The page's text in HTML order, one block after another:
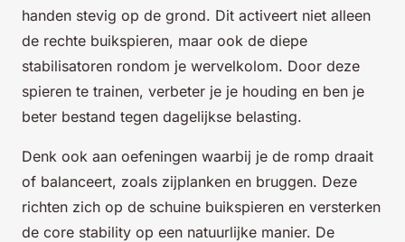
handen stevig op de grond. Dit activeert niet alleen
de rechte buikspieren, maar ook de diepe
stabilisatoren rondom je wervelkolom. Door deze
spieren te trainen, verbeter je je houding en ben je
beter bestand tegen dagelijkse belasting.
Denk ook aan oefeningen waarbij je de romp draait
of balanceert, zoals zijplanken en bruggen. Deze
richten zich op de schuine buikspieren en versterken
de core stability op een natuurlijke manier. De